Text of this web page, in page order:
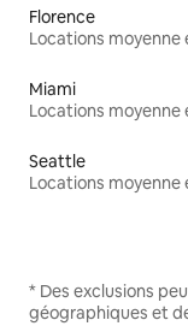
Florence
Miami
Seattle
* Des exclusions
géographiques et